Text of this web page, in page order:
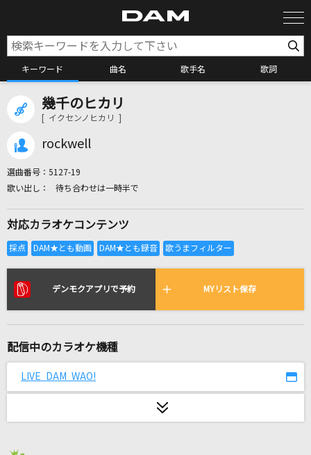
キーワード 曲名 歌手名 歌詞
全国りれき
リアルタイムで歌われている曲の一覧
Dancing stars on me!
あの娘シークレット
幾千のヒカリ
[ イクセンノヒカリ ]
rockwell
選曲番号： 5127-19
待ち合わせは一時半で
対応カラオケコンテンツ
デンモクアプリで予約 MYリスト保存
配信中のカラオケ機種
LIVE DAM WAO!